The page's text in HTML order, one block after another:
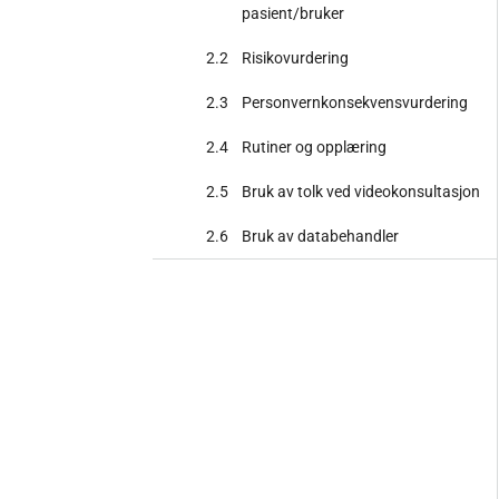
pasient/bruker
2.2 Risikovurdering
2.3 Personvernkonsekvensvurdering
2.4 Rutiner og opplæring
2.5 Bruk av tolk ved videokonsultasjon
2.6 Bruk av databehandler